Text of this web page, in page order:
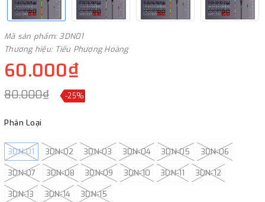
Mã sản phẩm: 3DN01
Thương hiệu: Tiểu Phượng Hoàng
60.000₫
80.000₫ -25%
Phân Loại
3DN-01 3DN-02 3DN-03 3DN-04 3DN-05 3DN-06
3DN-07 3DN-08 3DN-09 3DN-10 3DN-11 3DN-12
3DN-13 3DN-14 3DN-15